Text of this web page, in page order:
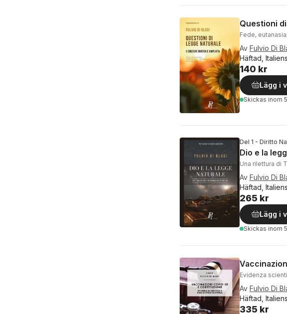
Questioni
Fede,
Av Fulvio Di
Häftad,
140 kr
Lägg i
Skickas inom
Del 1 - Diritto
Dio e la
Una rilettura di
Av Fulvio Di
Häftad,
265 kr
Lägg i
Skickas inom
Evidenza
Av Fulvio Di
Häftad,
335 kr